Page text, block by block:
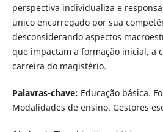
perspectiva individualiza e
único encarregado por sua
desconsiderando aspectos
que impactam a formação inicial, a
carreira do magistério.
Palavras-chave: Educação básica.
Modalidades de ensino. Gestores